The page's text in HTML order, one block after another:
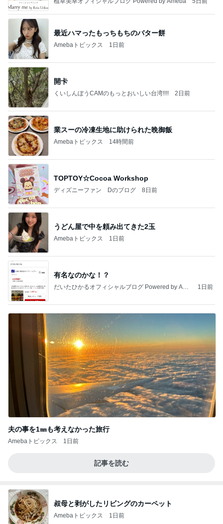
最近ハマったもっちもちのバター餅
Amebaトピックス 1日前
開卡
くいしんぼうCAMのもっとおいしい台湾!!!! 2日前
業スーの冷凍生地に助けられた晩御飯
Amebaトピックス 14時間前
TOPTOY☆Cocoa Workshop
ディズニーファン Dのブログ 8日前
うどん屋で中を頼み出てきた2玉
Amebaトピックス 1日前
有名なのかな！？
だいたひかるオフィシャルブログ Powered by Ame
1日前
夫の事を1㎜も考えなかった旅行
Amebaトピックス 1日前
記事を読む
叔母と剥がしたリビングのカーペット
Amebaトピックス 1日前